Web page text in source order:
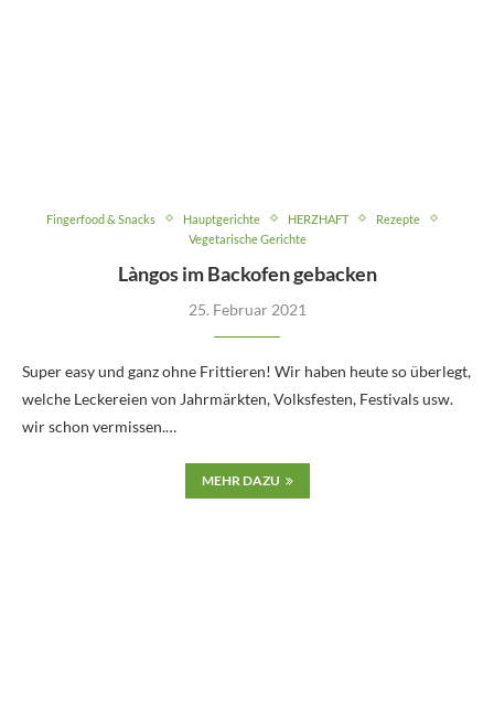
Fingerfood & Snacks Hauptgerichte HERZHAFT
Rezepte
Vegetarische Gerichte
Làngos im Backofen gebacken
25. Februar 2021
Super easy und ganz ohne Frittieren! Wir haben heute so überlegt,
welche Leckereien von Jahrmärkten, Volksfesten, Festivals usw.
wir schon vermissen.…
MEHR DAZU